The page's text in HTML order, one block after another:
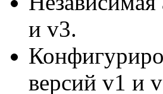
и v3.
версий v1 и